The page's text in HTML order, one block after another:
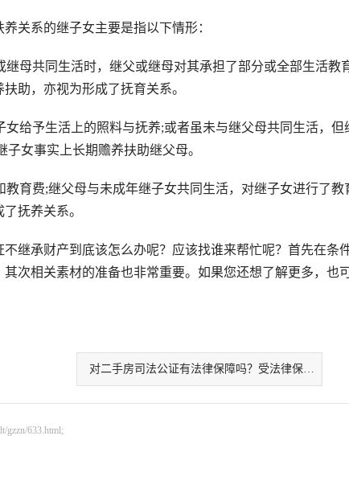
系的继子女主要是指以下情形：
母共同生活时，继父或继母对其承担了部分或全部生活教
助，亦视为形成了抚育关系。
给予生活上的照料与抚养;或者虽未与继父母共同生活，但
女事实上长期赡养扶助继父母。
育费;继父母与未成年继子女共同生活，对继子女进行了教
抚养关系。
承财产到底该怎么办呢？应该找谁来帮忙呢？首先在条
次相关素材的准备也非常重要。如果您还想了解更多，也
对二手房司法公证有法律保障吗？受法律保护吗
gzzn/633.html;